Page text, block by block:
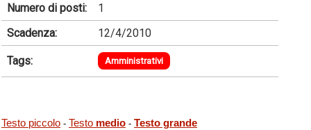
Numero di posti:
1
Scadenza:
12/4/2010
Tags: Amministrativi
Testo piccolo - Testo medio - Testo grande